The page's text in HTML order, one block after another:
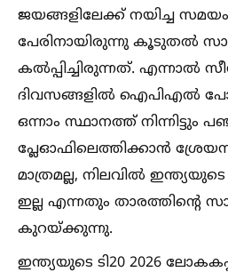
ജയങ്ങളിലേക്ക് നയിച്ച
പേരിനായിരുന്നു കൂടുതല്‍
കല്‍പ്പിച്ചിരുന്നത്.
ദിവസങ്ങളില്‍ ഐപിഎല്‍
ഒന്നാം സ്ഥാനത്ത് നിന്നിട്ടും
പ്ലേഓഫിലെത്തിക്കാൻ
മാത്രമല്ല, നിലവില്‍
ഇല്ല എന്നതും താരത്തിന്റെ
കുറയ്ക്കുന്നു.
ഇന്ത്യയുടെ ടി20 2026